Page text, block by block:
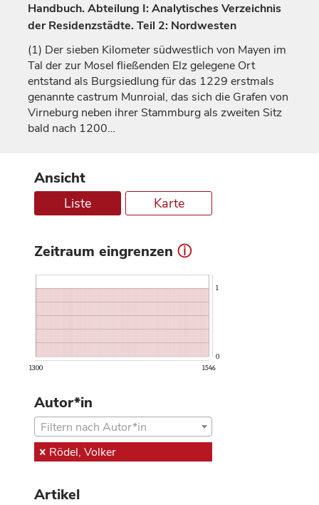
Handbuch. Abteilung I: Analytisches Verzeichnis
der Residenzstädte. Teil 2: Nordwesten
(1) Der sieben Kilometer südwestlich von Mayen im
Tal der zur Mosel fließenden Elz gelegene Ort
entstand als Burgsiedlung für das 1229 erstmals
genanntecastrum Munroial, das sich die Grafen von
Virneburg neben ihrer Stammburg als zweiten Sitz
bald nach 1200…
Ansicht
Liste Karte
Zeitraum eingrenzen ⓘ
1300 1546
0
1
Autor*in
Filtern nach Autor*in
Rödel, Volker
Artikel